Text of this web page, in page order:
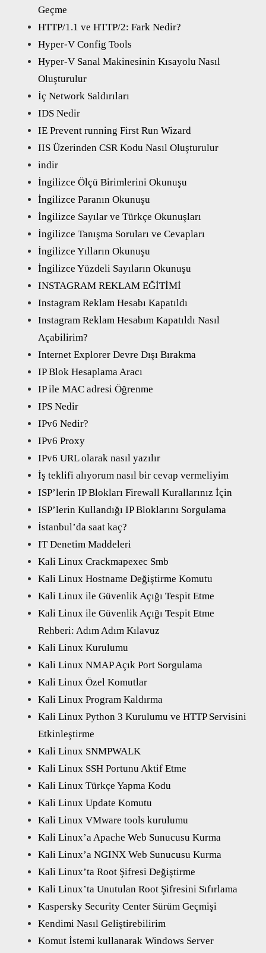
Geçme
HTTP/1.1 ve HTTP/2: Fark Nedir?
Hyper-V Config Tools
Hyper-V Sanal Makinesinin Kısayolu Nasıl
Oluşturulur
İç Network Saldırıları
IDS Nedir
IE Prevent running First Run Wizard
IIS Üzerinden CSR Kodu Nasıl Oluşturulur
indir
İngilizce Ölçü Birimlerini Okunuşu
İngilizce Paranın Okunuşu
İngilizce Sayılar ve Türkçe Okunuşları
İngilizce Tanışma Soruları ve Cevapları
İngilizce Yılların Okunuşu
İngilizce Yüzdeli Sayıların Okunuşu
INSTAGRAM REKLAM EĞİTİMİ
Instagram Reklam Hesabı Kapatıldı
Instagram Reklam Hesabım Kapatıldı Nasıl
Açabilirim?
Internet Explorer Devre Dışı Bırakma
IP Blok Hesaplama Aracı
IP ile MAC adresi Öğrenme
IPS Nedir
IPv6 Nedir?
IPv6 Proxy
IPv6 URL olarak nasıl yazılır
İş teklifi alıyorum nasıl bir cevap vermeliyim
ISP’lerin IP Blokları Firewall Kurallarınız İçin
ISP’lerin Kullandığı IP Bloklarını Sorgulama
İstanbul’da saat kaç?
IT Denetim Maddeleri
Kali Linux Crackmapexec Smb
Kali Linux Hostname Değiştirme Komutu
Kali Linux ile Güvenlik Açığı Tespit Etme
Kali Linux ile Güvenlik Açığı Tespit Etme
Rehberi: Adım Adım Kılavuz
Kali Linux Kurulumu
Kali Linux NMAP Açık Port Sorgulama
Kali Linux Özel Komutlar
Kali Linux Program Kaldırma
Kali Linux Python 3 Kurulumu ve HTTP Servisini
Etkinleştirme
Kali Linux SNMPWALK
Kali Linux SSH Portunu Aktif Etme
Kali Linux Türkçe Yapma Kodu
Kali Linux Update Komutu
Kali Linux VMware tools kurulumu
Kali Linux’a Apache Web Sunucusu Kurma
Kali Linux’a NGINX Web Sunucusu Kurma
Kali Linux’ta Root Şifresi Değiştirme
Kali Linux’ta Unutulan Root Şifresini Sıfırlama
Kaspersky Security Center Sürüm Geçmişi
Kendimi Nasıl Geliştirebilirim
Komut İstemi kullanarak Windows Server